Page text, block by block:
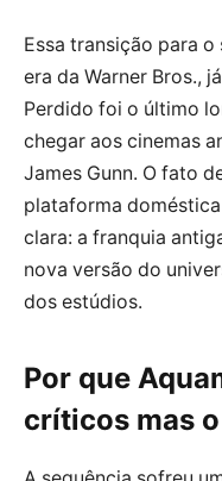
Essa transição para
era da Warner Bros.,
Perdido foi o último
chegar aos cinemas
James Gunn. O fato
plataforma
clara: a franquia
nova versão do
dos estúdios.
Por que
críticos mas